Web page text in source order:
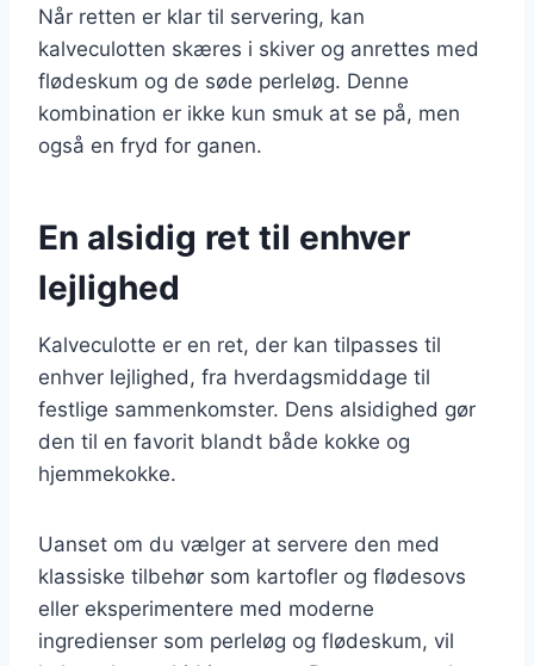
Når retten er klar til servering, kan
kalveculotten skæres i skiver og anrettes med
flødeskum og de søde perleløg. Denne
kombination er ikke kun smuk at se på, men
også en fryd for ganen.
En alsidig ret til enhver
lejlighed
Kalveculotte er en ret, der kan tilpasses til
enhver lejlighed, fra hverdagsmiddage til
festlige sammenkomster. Dens alsidighed gør
den til en favorit blandt både kokke og
hjemmekokke.
Uanset om du vælger at servere den med
klassiske tilbehør som kartofler og flødesovs
eller eksperimentere med moderne
ingredienser som perleløg og flødeskum, vil